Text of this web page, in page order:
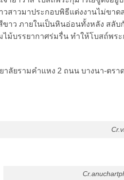
สาวมาประกอบพิธีแต่งงานไม่ขา
าว ภายในเป็นหินอ่อนทั้งหลัง สลั
บรรยากาศร่มรื่น ทำให้โบสถ์พระ
ลัยรามคำแหง 2 ถนน บางนา-ตรา